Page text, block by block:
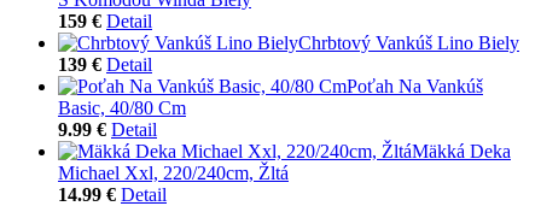
159 € Detail
Chrbtový Vankúš Lino Biely
139 € Detail
Poťah Na Vankúš
Basic, 40/80 Cm
9.99 € Detail
Mäkká Deka
Michael Xxl, 220/240cm, Žltá
14.99 € Detail